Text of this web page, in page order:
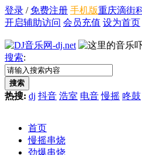
登录 / 免费注册 手机版重庆滴街
开启辅助访问 会员充值 设为首页
搜索:
搜索
热搜: dj 抖音 浩室 电音 慢摇 咚鼓
首页
慢摇串烧
劲爆串烧